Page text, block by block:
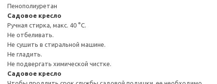
Пенополиуретан
Садовое кресло
Ручная стирка, макс. 40 °C.
Не отбеливать.
Не сушить в стиральной машине.
Не гладить.
Не подвергать химической чистке.
Садовое кресло